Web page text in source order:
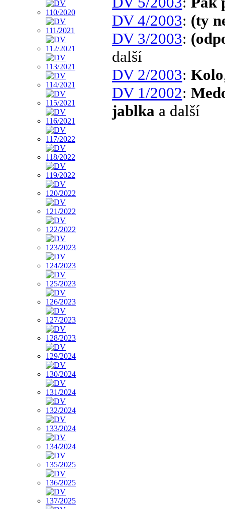
DV 4/2003: (ty
DV 3/2003:
další
DV 2/2003: Kolo
DV 1/2002:
jablka a další